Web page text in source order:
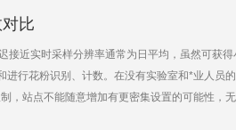
气象站包括传感器、数据采集系统、软件
点。气象站 气象站是*业且经济的完整解决
记录器和用于编程和数据通信的loggernet
比
近实时采样分辨率通常为日平均，虽然可获
行花粉识别、计数。在没有实验室和*业人员
站点不能随意增加有更密集设置的可能性，